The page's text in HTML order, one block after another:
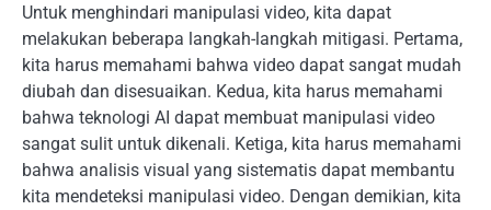
Untuk menghindari manipulasi video, kita dapat
melakukan beberapa langkah-langkah mitigasi. Pertama,
kita harus memahami bahwa video dapat sangat mudah
diubah dan disesuaikan. Kedua, kita harus memahami
bahwa teknologi AI dapat membuat manipulasi video
sangat sulit untuk dikenali. Ketiga, kita harus memahami
bahwa analisis visual yang sistematis dapat membantu
kita mendeteksi manipulasi video. Dengan demikian, kita